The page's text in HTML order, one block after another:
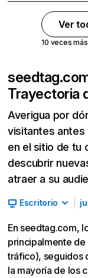
Ver
10 veces
Trayectoria
Averigua por
visitantes
en el sitio de tu
descubrir
atraer a su
Escritorio
En seedtag.com,
principalmente
tráfico), seguidos
la mayoría de los